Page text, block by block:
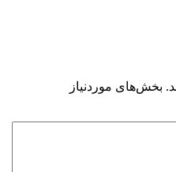
بخش‌های موردنیاز